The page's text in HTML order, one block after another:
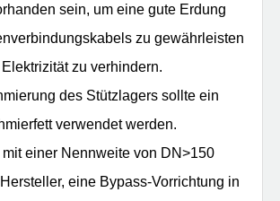
sein, um eine gute Erdung
zu gewährleisten
zu verhindern.
des Stützlagers sollte ein
verwendet werden.
einer Nennweite von DN>150
eine Bypass-Vorrichtung in